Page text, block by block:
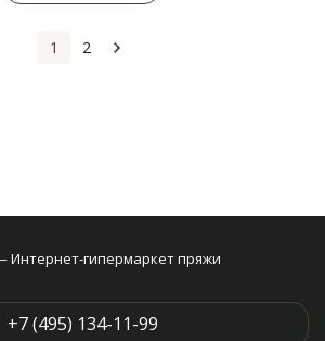
1 2
Интернет-гипермаркет пряжи
+7 (495) 134-11-99